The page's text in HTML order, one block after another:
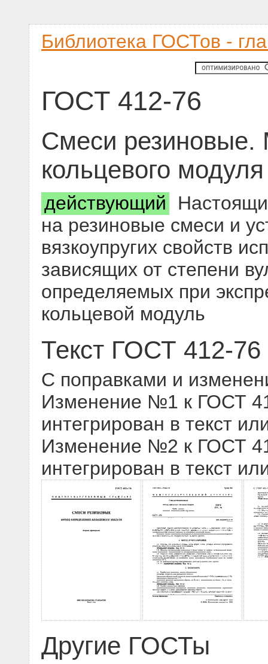
Библиотека ГОСТов -
ГОСТ 412-76
Смеси резиновые.
кольцевого модуля
действующий
на резиновые смеси и
вязкоупругих свойств
зависящих от степени
определяемых при
кольцевой модуль
Текст ГОСТ 412-76
С поправками и
Изменение №1 к ГОСТ
интегрирован в текст
Изменение №2 к ГОСТ
интегрирован в текст
Другие ГОСТы